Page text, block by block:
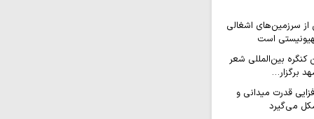
سرزمین‌های اشغالی
است
کنگره بین‌المللی شعر
برگزار…
قدرت میدانی و
می‌گیرد